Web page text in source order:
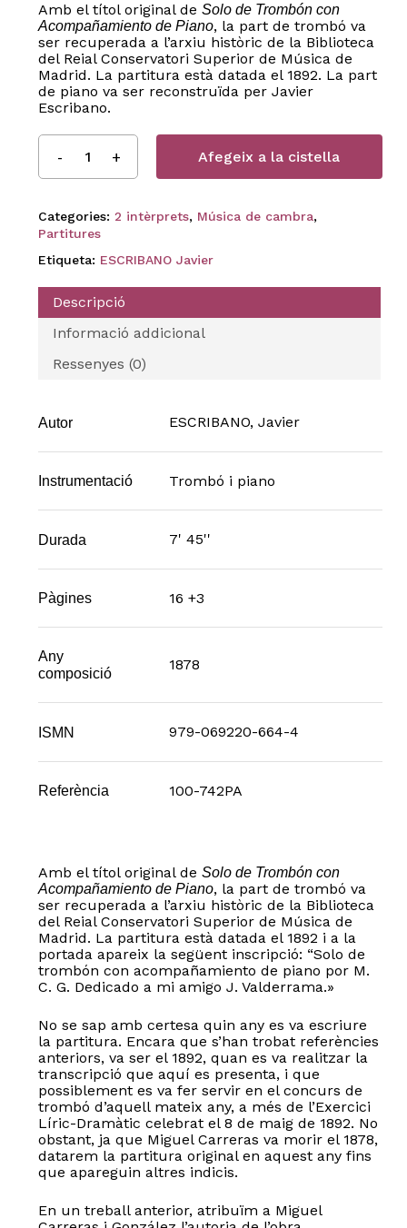
Amb el títol original de Solo de Trombón con
Acompañamiento de Piano, la part de trombó va
ser recuperada a l’arxiu històric de la Biblioteca
del Reial Conservatori Superior de Música de
Madrid. La partitura està datada el 1892. La part
de piano va ser reconstruïda per Javier
Escribano.
Afegeix a la cistella
Categories: 2 intèrprets, Música de cambra,
Partitures
Etiqueta: ESCRIBANO Javier
Descripció
Informació addicional
Ressenyes (0)
Autor ESCRIBANO, Javier
Instrumentació Trombó i piano
Durada 7' 45''
Pàgines 16 +3
Any
composició
1878
ISMN 979-069220-664-4
Referència 100-742PA
Amb el títol original de Solo de Trombón con
Acompañamiento de Piano, la part de trombó va
ser recuperada a l’arxiu històric de la Biblioteca
del Reial Conservatori Superior de Música de
Madrid. La partitura està datada el 1892 i a la
portada apareix la següent inscripció: “Solo de
trombón con acompañamiento de piano por M.
C. G. Dedicado a mi amigo J. Valderrama.»
No se sap amb certesa quin any es va escriure
la partitura. Encara que s’han trobat referències
anteriors, va ser el 1892, quan es va realitzar la
transcripció que aquí es presenta, i que
possiblement es va fer servir en el concurs de
trombó d’aquell mateix any, a més de l’Exercici
Líric-Dramàtic celebrat el 8 de maig de 1892. No
obstant, ja que Miguel Carreras va morir el 1878,
datarem la partitura original en aquest any fins
que apareguin altres indicis.
En un treball anterior, atribuïm a Miguel